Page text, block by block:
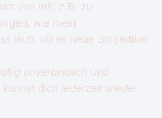
von mir, z.B. zu
wie mein
läuft, ob es neue Blogartikel
unverbindlich und
kannst dich jederzeit wieder